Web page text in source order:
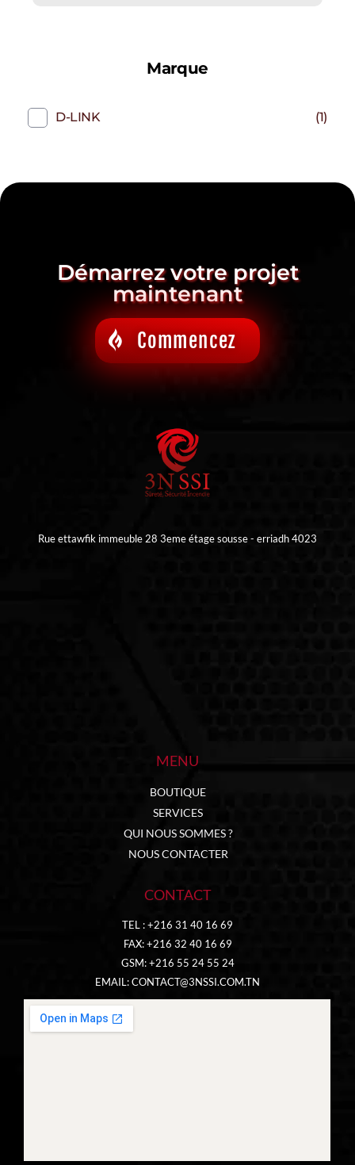
Marque
D-LINK (1)
Démarrez votre projet
maintenant
Commencez
Rue ettawfik immeuble 28 3eme étage sousse - erriadh 4023
MENU
BOUTIQUE
SERVICES
QUI NOUS SOMMES ?
NOUS CONTACTER
CONTACT
TEL : +216 31 40 16 69
FAX: +216 32 40 16 69
GSM: +216 55 24 55 24
EMAIL:CONTACT@3NSSI.COM.TN